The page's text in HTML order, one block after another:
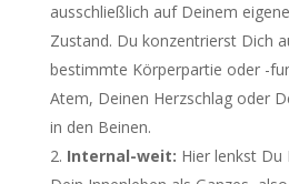
ausschließlich auf Deinem
Zustand. Du konzentrierst Dich
bestimmte Körperpartie oder -
Atem, Deinen Herzschlag oder
in den Beinen.
Internal-weit: Hier lenkst Du